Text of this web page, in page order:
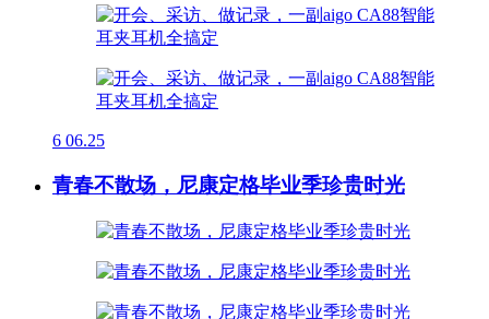
6 06.25
青春不散场，尼康定格毕业季珍贵时光